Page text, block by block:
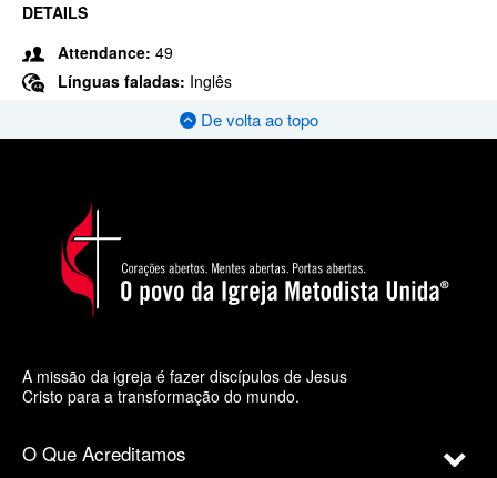
DETAILS
Attendance: 49
Línguas faladas: Inglês
De volta ao topo
A missão da igreja é fazer discípulos de Jesus
Cristo para a transformação do mundo.
O Que Acreditamos